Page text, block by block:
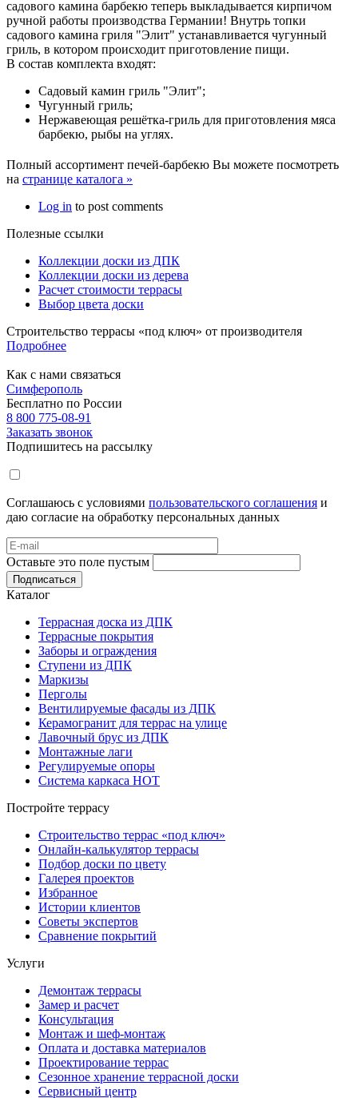
садового камина барбекю теперь выкладывается кирпичом
ручной работы производства Германии! Внутрь топки
садового камина гриля "Элит" устанавливается чугунный
гриль, в котором происходит приготовление пищи.
В состав комплекта входят:
Садовый камин гриль "Элит";
Чугунный гриль;
Нержавеющая решётка-гриль для приготовления мяса
барбекю, рыбы на углях.
Полный ассортимент печей-барбекю Вы можете посмотреть
на странице каталога »
Log in to post comments
Полезные ссылки
Коллекции доски из ДПК
Коллекции доски из дерева
Расчет стоимости террасы
Выбор цвета доски
Строительство террасы «под ключ» от производителя
Подробнее
Как с нами связаться
Симферополь
Бесплатно по России
8 800 775-08-91
Заказать звонок
Подпишитесь на рассылку
Соглашаюсь с условиями пользовательского соглашения и
даю согласие на обработку персональных данных
Оставьте это поле пустым
Подписаться
Каталог
Террасная доска из ДПК
Террасные покрытия
Заборы и ограждения
Ступени из ДПК
Маркизы
Перголы
Вентилируемые фасады из ДПК
Керамогранит для террас на улице
Лавочный брус из ДПК
Монтажные лаги
Регулируемые опоры
Система каркаса НОТ
Постройте террасу
Строительство террас «под ключ»
Онлайн-калькулятор террасы
Подбор доски по цвету
Галерея проектов
Избранное
Истории клиентов
Советы экспертов
Сравнение покрытий
Услуги
Демонтаж террасы
Замер и расчет
Консультация
Монтаж и шеф-монтаж
Оплата и доставка материалов
Проектирование террас
Сезонное хранение террасной доски
Сервисный центр